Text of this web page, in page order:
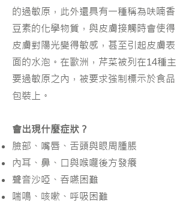
的過敏原，此外還具有一種稱為呋喃香
豆素的化學物質，與皮膚接觸時會使得
皮膚對陽光變得敏感，甚至引起皮膚表
面的水泡。在歐洲，芹菜被列在14種主
要過敏原之內，被要求強制標示於食品
包裝上。
會出現什麼症狀？
臉部、嘴唇、舌頭與眼周腫脹
內耳、鼻、口與喉嚨後方發癢
聲音沙啞、吞嚥困難
喘鳴、咳嗽、呼吸困難